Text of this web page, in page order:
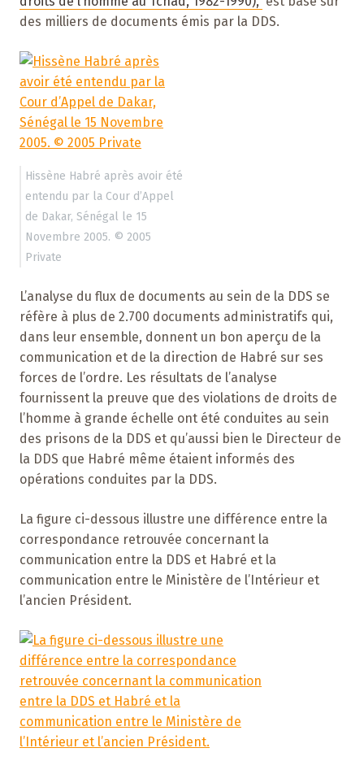
des milliers de documents émis par la DDS.
Hissène Habré après avoir été
entendu par la Cour d’Appel
de Dakar, Sénégal le 15
Novembre 2005. © 2005
Private
L’analyse du flux de documents au sein de la DDS se
réfère à plus de 2.700 documents administratifs qui,
dans leur ensemble, donnent un bon aperçu de la
communication et de la direction de Habré sur ses
forces de l’ordre. Les résultats de l’analyse
fournissent la preuve que des violations de droits de
l’homme à grande échelle ont été conduites au sein
des prisons de la DDS et qu’aussi bien le Directeur de
la DDS que Habré même étaient informés des
opérations conduites par la DDS.
La figure ci-dessous illustre une différence entre la
correspondance retrouvée concernant la
communication entre la DDS et Habré et la
communication entre le Ministère de l’Intérieur et
l’ancien Président.